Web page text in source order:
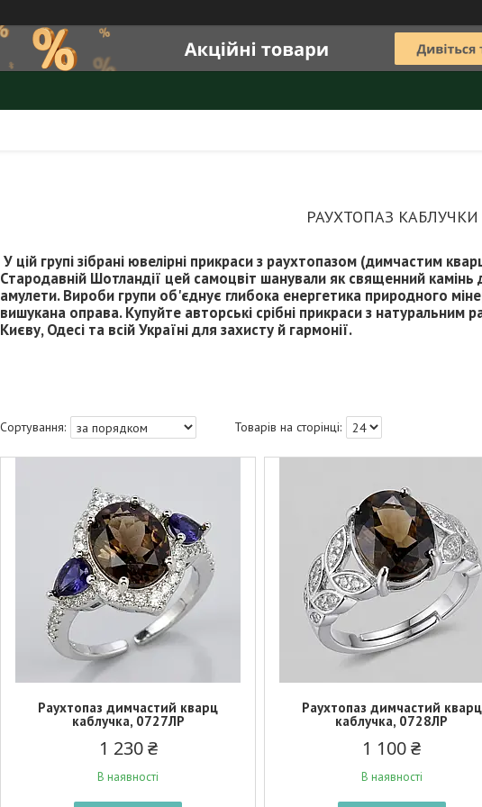
РАУХТОПАЗ КАБЛУЧКИ
У цій групі зібрані ювелірні прикраси з раухтопазом (димчастим
Стародавній Шотландії цей самоцвіт шанували як священний
амулети. Вироби групи об'єднує глибока енергетика природного
вишукана оправа. Купуйте авторські срібні прикраси з
Києву, Одесі та всій Україні для захисту й гармонії.
Раухтопаз димчастий кварц
каблучка, 0727ЛР
1 230 ₴
В наявності
Раухтопаз димчастий кварц
каблучка, 0728ЛР
1 100 ₴
В наявності